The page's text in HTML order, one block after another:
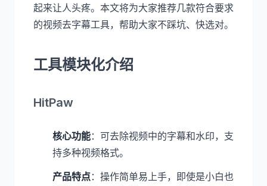
起来让人头疼。本文将为大家推荐几款符合要求
的视频去字幕工具，帮助大家不踩坑、快选对。
工具模块化介绍
HitPaw
核心功能：可去除视频中的字幕和水印，支
持多种视频格式。
产品特点：操作简单易上手，即使是小白也